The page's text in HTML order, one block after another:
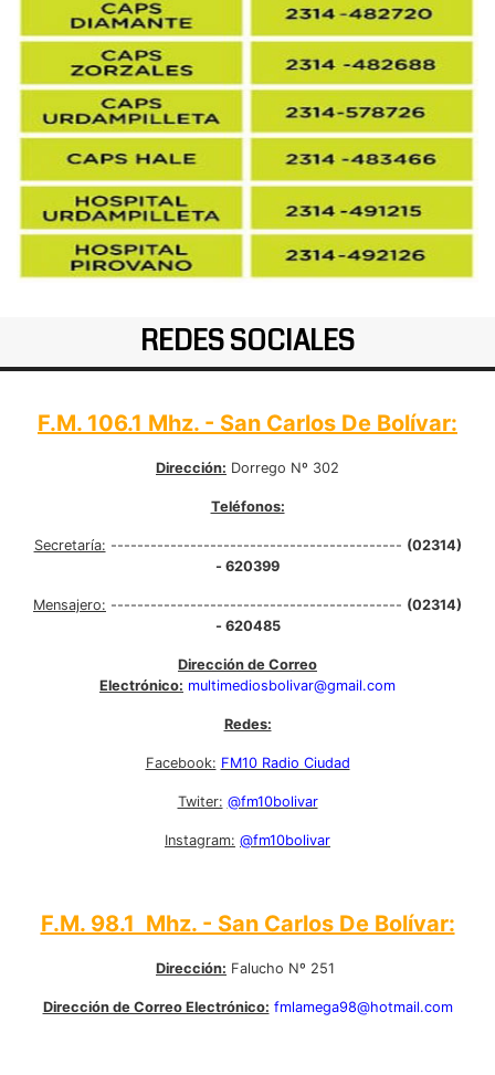
REDES SOCIALES
F.M. 106.1 Mhz. - San Carlos De Bolívar:
Dirección: Dorrego Nº 302
Teléfonos:
Secretaría: -------------------------------------------- (02314)
- 620399
Mensajero: -------------------------------------------- (02314)
- 620485
Dirección de Correo
Electrónico: multimediosbolivar@gmail.com
Redes:
Facebook: FM10 Radio Ciudad
Twiter: @fm10bolivar
Instagram: @fm10bolivar
F.M. 98.1 Mhz. - San Carlos De Bolívar:
Dirección: Falucho Nº 251
Dirección de Correo Electrónico: fmlamega98@hotmail.com